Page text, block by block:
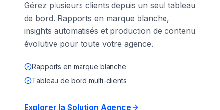
Gérez plusieurs clients depuis un seul tableau
de bord. Rapports en marque blanche,
insights automatisés et production de contenu
évolutive pour toute votre agence.
Rapports en marque blanche
Tableau de bord multi-clients
Explorer la Solution Agence